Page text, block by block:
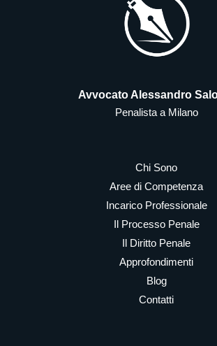
Avvocato Alessandro
Penalista a Milano
Chi Sono
Aree di Competenza
Incarico Professionale
Il Processo Penale
Il Diritto Penale
Approfondimenti
Blog
Contatti